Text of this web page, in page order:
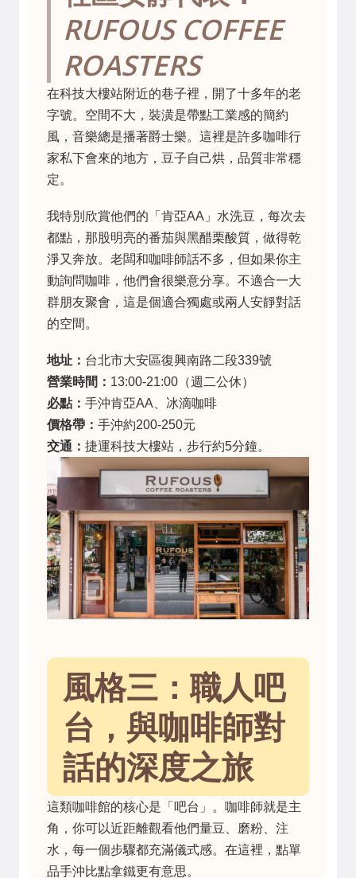
RUFOUS COFFEE
ROASTERS
在科技大樓站附近的巷子裡，開了十多年的老
字號。空間不大，裝潢是帶點工業感的簡約
風，音樂總是播著爵士樂。這裡是許多咖啡行
家私下會來的地方，豆子自己烘，品質非常穩
定。
我特別欣賞他們的「肯亞AA」水洗豆，每次去
都點，那股明亮的番茄與黑醋栗酸質，做得乾
淨又奔放。老闆和咖啡師話不多，但如果你主
動詢問咖啡，他們會很樂意分享。不適合一大
群朋友聚會，這是個適合獨處或兩人安靜對話
的空間。
地址： 台北市大安區復興南路二段339號
營業時間： 13:00-21:00（週二公休）
必點： 手沖肯亞AA、冰滴咖啡
價格帶： 手沖約200-250元
交通： 捷運科技大樓站，步行約5分鐘。
風格三：職人吧
台，與咖啡師對
話的深度之旅
這類咖啡館的核心是「吧台」。咖啡師就是主
角，你可以近距離觀看他們量豆、磨粉、注
水，每一個步驟都充滿儀式感。在這裡，點單
品手沖比點拿鐵更有意思。